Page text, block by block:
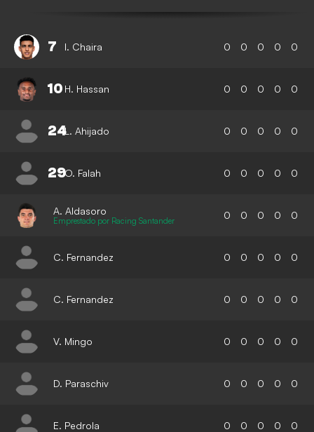
7 I. Chaira 0 0 0 0 0
10 H. Hassan 0 0 0 0 0
24L. Ahijado 0 0 0 0 0
29O. Falah 0 0 0 0 0
A. Aldasoro
Emprestado por Racing Santander 0 0 0 0 0
C. Fernandez 0 0 0 0 0
C. Fernandez 0 0 0 0 0
V. Mingo 0 0 0 0 0
D. Paraschiv 0 0 0 0 0
E. Pedrola 0 0 0 0 0